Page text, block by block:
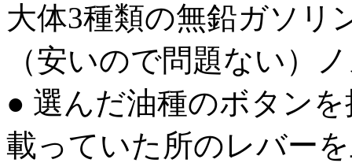
大体3種類の無鉛ガソリ
（安いので問題ない）
● 選んだ油種のボタン
載っていた所のレバー